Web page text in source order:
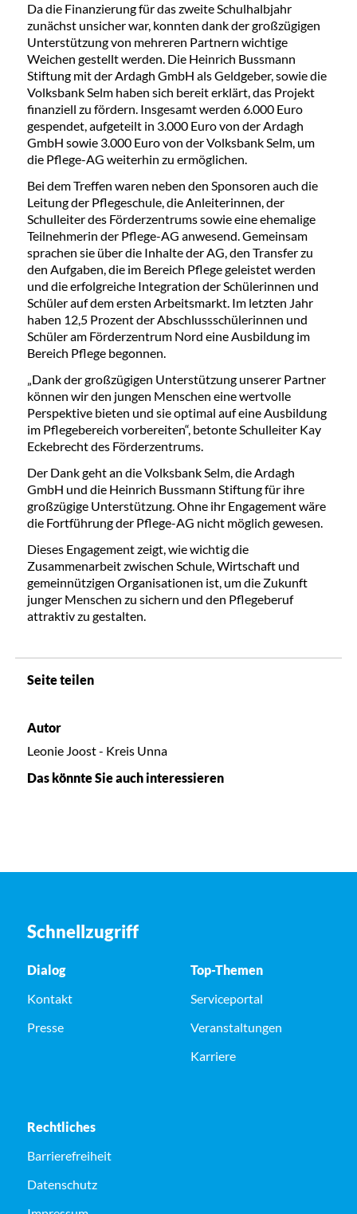
Da die Finanzierung für das zweite Schulhalbjahr
zunächst unsicher war, konnten dank der großzügigen
Unterstützung von mehreren Partnern wichtige
Weichen gestellt werden. Die Heinrich Bussmann
Stiftung mit der Ardagh GmbH als Geldgeber, sowie die
Volksbank Selm haben sich bereit erklärt, das Projekt
finanziell zu fördern. Insgesamt werden 6.000 Euro
gespendet, aufgeteilt in 3.000 Euro von der Ardagh
GmbH sowie 3.000 Euro von der Volksbank Selm, um
die Pflege-AG weiterhin zu ermöglichen.
Bei dem Treffen waren neben den Sponsoren auch die
Leitung der Pflegeschule, die Anleiterinnen, der
Schulleiter des Förderzentrums sowie eine ehemalige
Teilnehmerin der Pflege-AG anwesend. Gemeinsam
sprachen sie über die Inhalte der AG, den Transfer zu
den Aufgaben, die im Bereich Pflege geleistet werden
und die erfolgreiche Integration der Schülerinnen und
Schüler auf dem ersten Arbeitsmarkt. Im letzten Jahr
haben 12,5 Prozent der Abschlussschülerinnen und
Schüler am Förderzentrum Nord eine Ausbildung im
Bereich Pflege begonnen.
„Dank der großzügigen Unterstützung unserer Partner
können wir den jungen Menschen eine wertvolle
Perspektive bieten und sie optimal auf eine Ausbildung
im Pflegebereich vorbereiten“, betonte Schulleiter Kay
Eckebrecht des Förderzentrums.
Der Dank geht an die Volksbank Selm, die Ardagh
GmbH und die Heinrich Bussmann Stiftung für ihre
großzügige Unterstützung. Ohne ihr Engagement wäre
die Fortführung der Pflege-AG nicht möglich gewesen.
Dieses Engagement zeigt, wie wichtig die
Zusammenarbeit zwischen Schule, Wirtschaft und
gemeinnützigen Organisationen ist, um die Zukunft
junger Menschen zu sichern und den Pflegeberuf
attraktiv zu gestalten.
Seite teilen
Autor
Leonie Joost - Kreis Unna
Das könnte Sie auch interessieren
Schnellzugriff
Dialog
Kontakt
Presse
Top-Themen
Serviceportal
Veranstaltungen
Karriere
Rechtliches
Barrierefreiheit
Datenschutz